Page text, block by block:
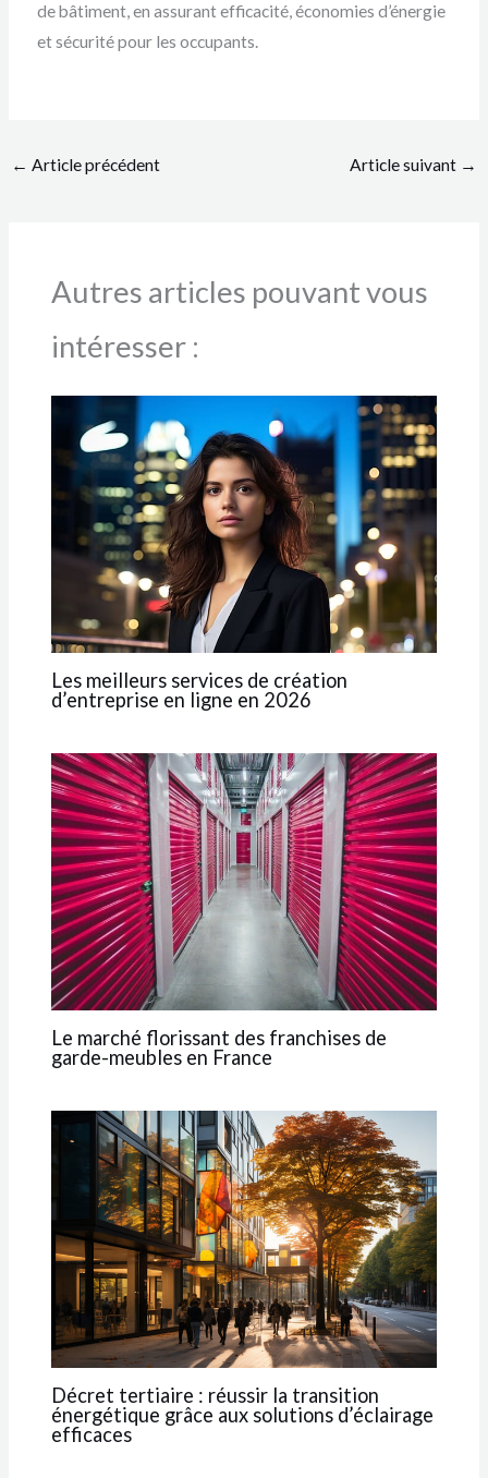
de bâtiment, en assurant efficacité, économies d’énergie
et sécurité pour les occupants.
← Article précédent Article suivant →
Autres articles pouvant vous
intéresser :
Les meilleurs services de création
d’entreprise en ligne en 2026
Le marché florissant des franchises de
garde-meubles en France
Décret tertiaire : réussir la transition
énergétique grâce aux solutions d’éclairage
efficaces